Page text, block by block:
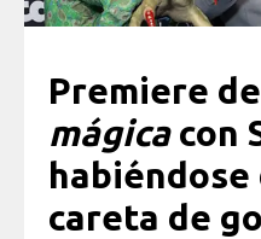
Premiere de
mágicacon
habiéndose
careta de